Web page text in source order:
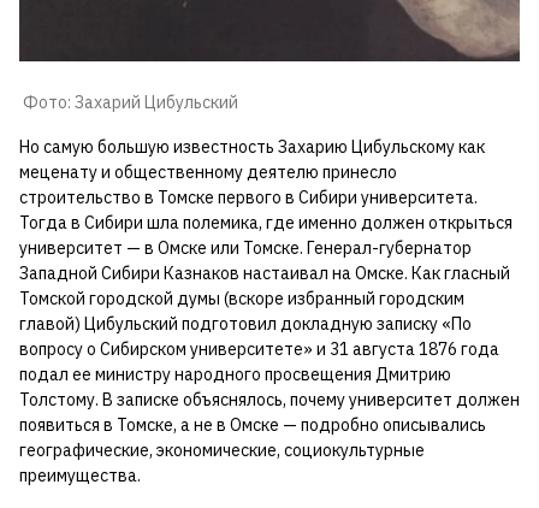
Фото: Захарий Цибульский
Но самую большую известность Захарию Цибульскому как
меценату и общественному деятелю принесло
строительство в Томске первого в Сибири университета.
Тогда в Сибири шла полемика, где именно должен открыться
университет — в Омске или Томске. Генерал-губернатор
Западной Сибири Казнаков настаивал на Омске. Как гласный
Томской городской думы (вскоре избранный городским
главой) Цибульский подготовил докладную записку «По
вопросу о Сибирском университете» и 31 августа 1876 года
подал ее министру народного просвещения Дмитрию
Толстому. В записке объяснялось, почему университет должен
появиться в Томске, а не в Омске — подробно описывались
географические, экономические, социокультурные
преимущества.